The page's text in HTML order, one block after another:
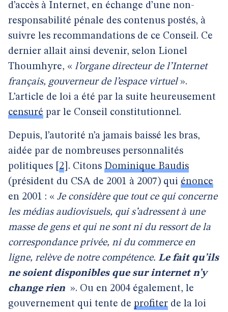
d’accès à Internet, en échange d’une non-
responsabilité pénale des contenus postés, à
suivre les recommandations de ce Conseil. Ce
dernier allait ainsi devenir, selon Lionel
Thoumhyre, « l’organe directeur de l’Internet
français, gouverneur de l’espace virtuel».
L’article de loi a été par la suite heureusement
censuré par le Conseil constitutionnel.
Depuis, l’autorité n’a jamais baissé les bras,
aidée par de nombreuses personnalités
politiques 2 . Citons Dominique Baudis
(président du CSA de 2001 à 2007) qui énonce
en 2001 : « Je considère que tout ce qui concerne
les médias audiovisuels, qui s’adressent à une
masse de gens et qui ne sont ni du ressort de la
correspondance privée, ni du commerce en
ligne, relève de notre compétence. Le fait qu’ils
ne soient disponibles que sur internet n’y
change rien ». Ou en 2004 également, le
gouvernement qui tente de profiter de la loi